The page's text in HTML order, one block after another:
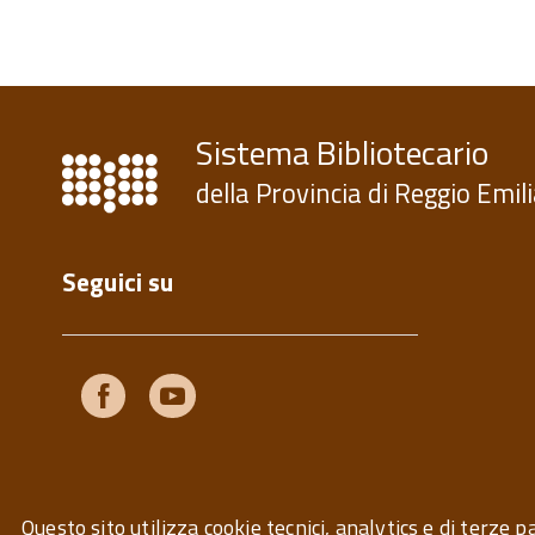
Questo sito utilizza cookie tecnici, analytics e di terze
Sistema Bibliotecario
della Provincia di Reggio
Seguici su
Facebook